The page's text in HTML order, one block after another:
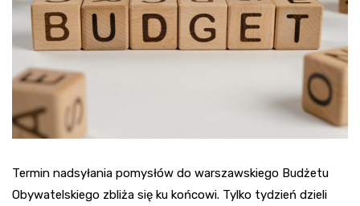
Termin nadsyłania pomysłów do warszawskiego Budżetu
Obywatelskiego zbliża się ku końcowi. Tylko tydzień dzieli